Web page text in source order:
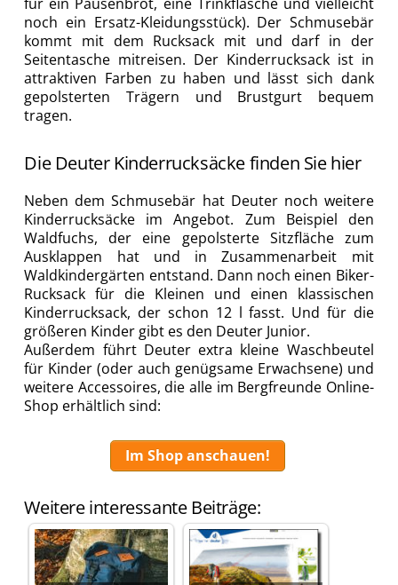
noch ein Ersatz-Kleidungsstück). Der Schmusebär
kommt mit dem Rucksack mit und darf in der
Seitentasche mitreisen. Der Kinderrucksack ist in
attraktiven Farben zu haben und lässt sich dank
gepolsterten Trägern und Brustgurt bequem
tragen.
Die Deuter Kinderrucksäcke finden Sie hier
Neben dem Schmusebär hat Deuter noch weitere
Kinderrucksäcke im Angebot. Zum Beispiel den
Waldfuchs, der eine gepolsterte Sitzfläche zum
Ausklappen hat und in Zusammenarbeit mit
Waldkindergärten entstand. Dann noch einen Biker-
Rucksack für die Kleinen und einen klassischen
Kinderrucksack, der schon 12 l fasst. Und für die
größeren Kinder gibt es den Deuter Junior.
Außerdem führt Deuter extra kleine Waschbeutel
für Kinder (oder auch genügsame Erwachsene) und
weitere Accessoires, die alle im Bergfreunde Online-
Shop erhältlich sind:
Im Shop anschauen!
Weitere interessante Beiträge: